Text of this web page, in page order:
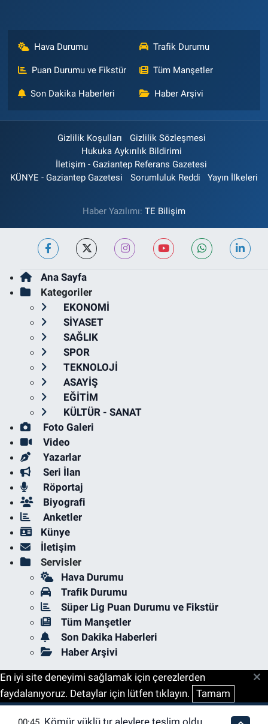
Hava Durumu Trafik Durumu
Puan Durumu ve Fikstür Tüm Manşetler
Son Dakika Haberleri Haber Arşivi
Gizlilik Koşulları
Gizlilik Sözleşmesi
Hukuka Aykırılık Bildirimi
İletişim - Gaziantep Referans Gazetesi
KÜNYE - Gaziantep Gazetesi
Sorumluluk Reddi Yayın İlkeleri
Haber Yazılımı: TE Bilişim
Ana Sayfa
Kategoriler
EKONOMİ
SİYASET
SAĞLIK
SPOR
TEKNOLOJİ
ASAYİŞ
EĞİTİM
KÜLTÜR - SANAT
Foto Galeri
Video
Yazarlar
Seri İlan
Röportaj
Biyografi
Anketler
Künye
İletişim
Servisler
Hava Durumu
Trafik Durumu
Süper Lig Puan Durumu ve Fikstür
Tüm Manşetler
Son Dakika Haberleri
Haber Arşivi
En iyi site deneyimi sağlamak için çerezlerden
faydalanıyoruz. Detaylar için lütfen tıklayın. Tamam
Kömür yüklü tır alevlere teslim oldu